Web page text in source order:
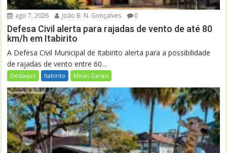
ago 7, 2026 João B. N. Gonçalves 0
Defesa Civil alerta para rajadas de vento de até 80
km/h em Itabirito
A Defesa Civil Municipal de Itabirito alerta para a possibilidade
de rajadas de vento entre 60...
Destaque Itabirito Minas Gerais